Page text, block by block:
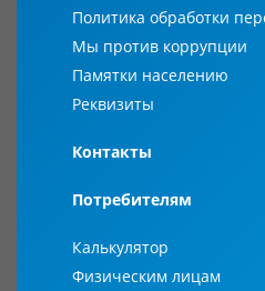
Политика обработки
Мы против коррупции
Памятки населению
Реквизиты
Контакты
Потребителям
Калькулятор
Физическим лицам